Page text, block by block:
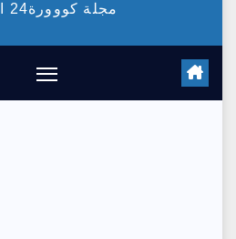
مجلة كووورة24 الرياضية